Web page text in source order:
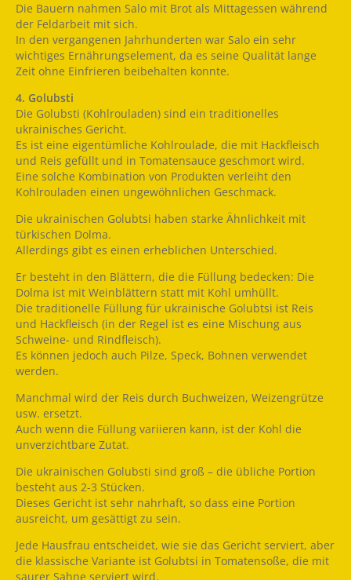
Die Bauern nahmen Salo mit Brot als Mittagessen während
der Feldarbeit mit sich.
In den vergangenen Jahrhunderten war Salo ein sehr
wichtiges Ernährungselement, da es seine Qualität lange
Zeit ohne Einfrieren beibehalten konnte.
4. Golubsti
Die Golubsti (Kohlrouladen) sind ein traditionelles
ukrainisches Gericht.
Es ist eine eigentümliche Kohlroulade, die mit Hackfleisch
und Reis gefüllt und in Tomatensauce geschmort wird.
Eine solche Kombination von Produkten verleiht den
Kohlrouladen einen ungewöhnlichen Geschmack.
Die ukrainischen Golubtsi haben starke Ähnlichkeit mit
türkischen Dolma.
Allerdings gibt es einen erheblichen Unterschied.
Er besteht in den Blättern, die die Füllung bedecken: Die
Dolma ist mit Weinblättern statt mit Kohl umhüllt.
Die traditionelle Füllung für ukrainische Golubtsi ist Reis
und Hackfleisch (in der Regel ist es eine Mischung aus
Schweine- und Rindfleisch).
Es können jedoch auch Pilze, Speck, Bohnen verwendet
werden.
Manchmal wird der Reis durch Buchweizen, Weizengrütze
usw. ersetzt.
Auch wenn die Füllung variieren kann, ist der Kohl die
unverzichtbare Zutat.
Die ukrainischen Golubsti sind groß – die übliche Portion
besteht aus 2-3 Stücken.
Dieses Gericht ist sehr nahrhaft, so dass eine Portion
ausreicht, um gesättigt zu sein.
Jede Hausfrau entscheidet, wie sie das Gericht serviert, aber
die klassische Variante ist Golubtsi in Tomatensoße, die mit
saurer Sahne serviert wird.